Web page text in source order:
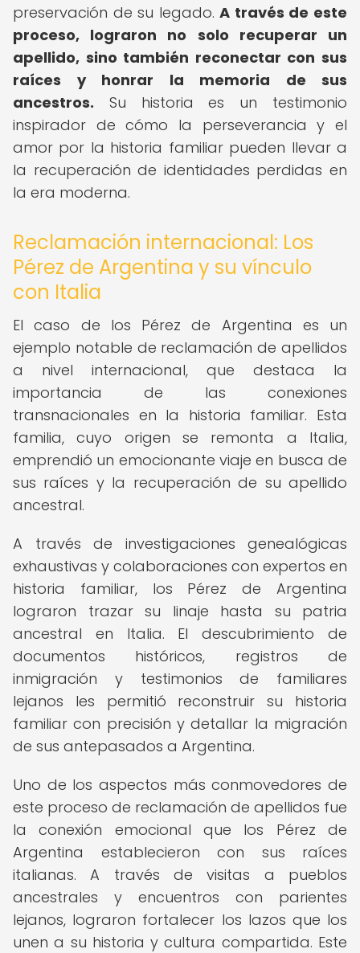
preservación de su legado.A través de este
proceso, lograron no solo recuperar un
apellido, sino también reconectar con sus
raíces y honrar la memoria de sus
ancestros. Su historia es un testimonio
inspirador de cómo la perseverancia y el
amor por la historia familiar pueden llevar a
la recuperación de identidades perdidas en
la era moderna.
Reclamación internacional: Los
Pérez de Argentina y su vínculo
con Italia
El caso de los Pérez de Argentina es un
ejemplo notable de reclamación de apellidos
a nivel internacional, que destaca la
importancia de las conexiones
transnacionales en la historia familiar. Esta
familia, cuyo origen se remonta a Italia,
emprendió un emocionante viaje en busca de
sus raíces y la recuperación de su apellido
ancestral.
A través de investigaciones genealógicas
exhaustivas y colaboraciones con expertos en
historia familiar, los Pérez de Argentina
lograron trazar su linaje hasta su patria
ancestral en Italia. El descubrimiento de
documentos históricos, registros de
inmigración y testimonios de familiares
lejanos les permitió reconstruir su historia
familiar con precisión y detallar la migración
de sus antepasados a Argentina.
Uno de los aspectos más conmovedores de
este proceso de reclamación de apellidos fue
la conexión emocional que los Pérez de
Argentina establecieron con sus raíces
italianas. A través de visitas a pueblos
ancestrales y encuentros con parientes
lejanos, lograron fortalecer los lazos que los
unen a su historia y cultura compartida. Este